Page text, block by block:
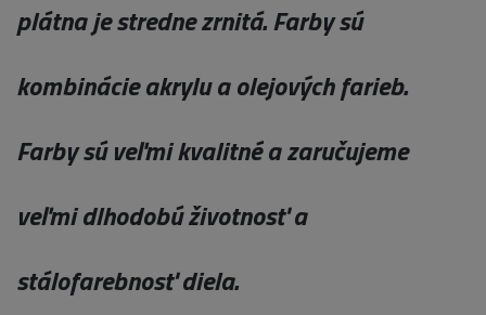
plátna je stredne zrnitá. Farby sú
kombinácie akrylu a olejových farieb.
Farby sú veľmi kvalitné a zaručujeme
veľmi dlhodobú životnosť a
stálofarebnosť diela.